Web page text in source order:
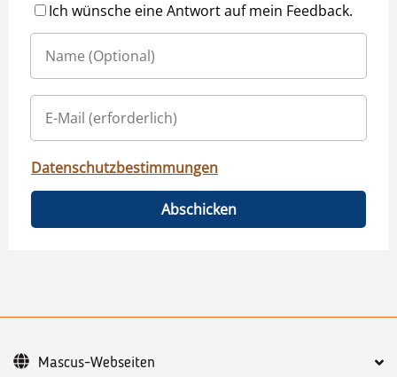
Ich wünsche eine Antwort auf mein Feedback.
Datenschutzbestimmungen
Abschicken
Mascus-Webseiten